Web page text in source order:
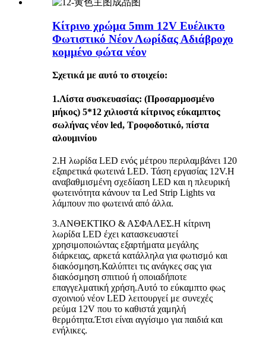
Κίτρινο χρώμα 5mm 12V Ευέλικτο
Φωτιστικό Νέον Λωρίδας Αδιάβροχο
κομμένο φώτα νέον
Σχετικά με αυτό το στοιχείο:
1.Λίστα συσκευασίας: (Προσαρμοσμένο
μήκος) 5*12 χιλιοστά κίτρινος εύκαμπτος
σωλήνας νέον led, Τροφοδοτικό, πίστα
αλουμινίου
2.Η λωρίδα LED ενός μέτρου περιλαμβάνει 120
εξαιρετικά φωτεινά LED. Τάση εργασίας 12V.Η
αναβαθμισμένη σχεδίαση LED και η πλευρική
φωτεινότητα κάνουν τα Led Strip Lights να
λάμπουν πιο φωτεινά από άλλα.
3.ΑΝΘΕΚΤΙΚΟ & ΑΣΦΑΛΕΣ.Η κίτρινη
λωρίδα LED έχει κατασκευαστεί
χρησιμοποιώντας εξαρτήματα μεγάλης
διάρκειας, αρκετά κατάλληλα για φωτισμό και
διακόσμηση.Καλύπτει τις ανάγκες σας για
διακόσμηση σπιτιού ή οποιαδήποτε
επαγγελματική χρήση.Αυτό το εύκαμπτο φως
σχοινιού νέον LED λειτουργεί με συνεχές
ρεύμα 12V που το καθιστά χαμηλή
θερμότητα.Έτσι είναι αγγίσιμο για παιδιά και
ενήλικες.